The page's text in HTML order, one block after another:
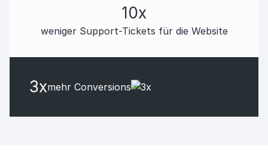
10x
weniger Support-Tickets für die Website
3xmehr Conversions